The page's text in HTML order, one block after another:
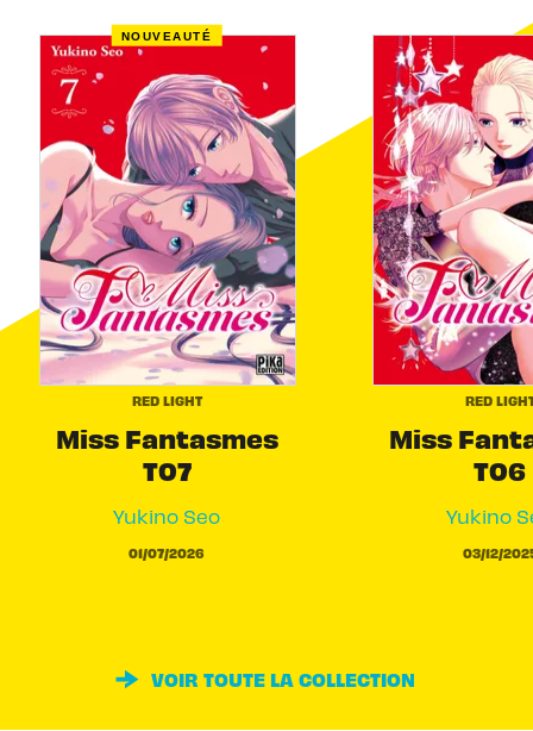
NOUVEAUTÉ
RED LIGHT
Miss Fantasmes
T07
Yukino Seo
01/07/2026
RED
Miss
T06
Yukino
03/12/
VOIR TOUTE LA COLLECTION